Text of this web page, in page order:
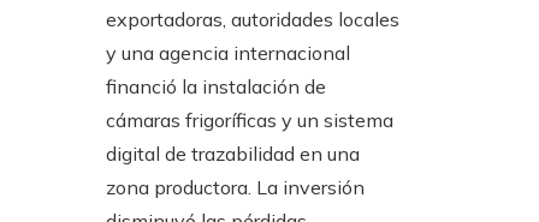
exportadoras, autoridades locales
y una agencia internacional
financió la instalación de
cámaras frigoríficas y un sistema
digital de trazabilidad en una
zona productora. La inversión